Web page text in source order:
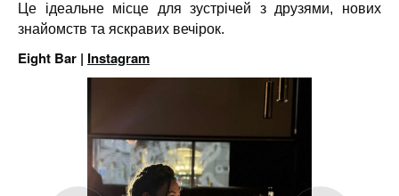
Це ідеальне місце для зустрічей з друзями, нових
знайомств та яскравих вечірок.
Eight Bar | Instagram